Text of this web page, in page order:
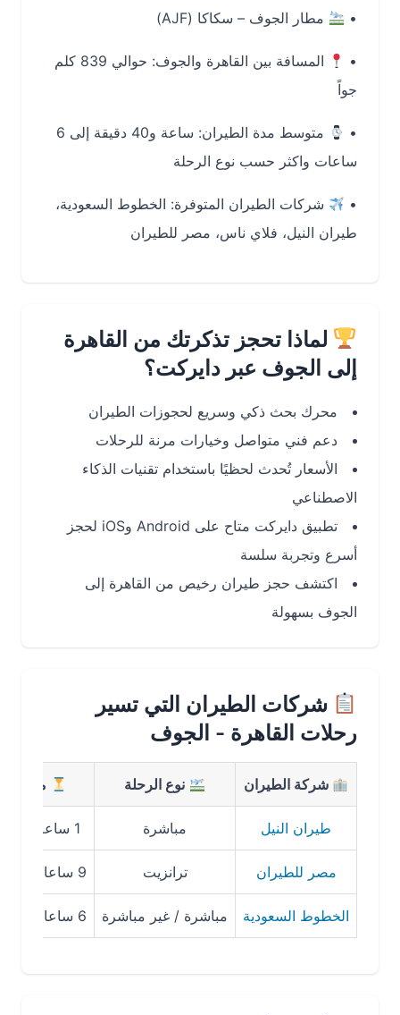
مطار الجوف – سكاكا (AJF)
المسافة بين القاهرة والجوف:
حوالي 839 كلم
متوسط مدة الطيران:
ساعة و40 دقيقة إلى 6
ساعات واكثر حسب نوع الرحلة
شركات الطيران المتوفرة:الخطوط السعودية،
طيران النيل، فلاي ناس، مصر للطيران
لماذا تحجز تذكرتك من القاهرة
إلى الجوف عبر دايركت؟
محرك بحث ذكي وسريع لحجوزات الطيران
دعم فني متواصل وخيارات مرنة للرحلات
الأسعار تُحدث لحظيًا باستخدام تقنيات الذكاء
الاصطناعي
تطبيق دايركت متاح على Android وiOS لحجز
أسرع وتجربة سلسة
اكتشف حجز طيران رخيص من القاهرة إلى
الجوف بسهولة
شركات الطيران التي تسير
رحلات القاهرة - الجوف
شركة الطيران نوع الرحلة مدة الرحلة
طيران النيل مباشرة
مصر للطيران ترانزيت
الخطوط السعودية مباشرة / غير مباشرة 6 ساعات و30 دقيقة